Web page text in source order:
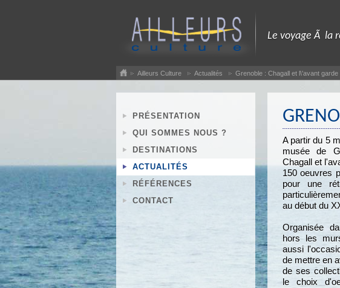
Le voyage Ã la
Ailleurs Culture Actualités Grenoble : Chagall et l\'avant
PRÉSENTATION
QUI SOMMES NOUS ?
DESTINATIONS
ACTUALITÉS
RÉFÉRENCES
CONTACT
A partir du 5
musée de
Chagall et
150 oeuvres
pour une
au début du
Organisée
hors les
aussi
de mettre en
de ses
le choix